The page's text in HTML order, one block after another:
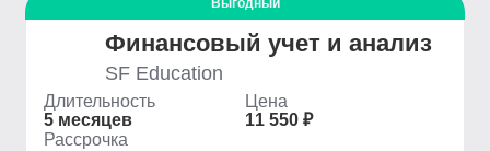
Выгодный
Финансовый учет и анализ
SF Education
Длительность
5 месяцев
Цена
11 550 ₽
Рассрочка